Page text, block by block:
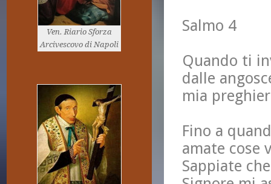
Ven. Riario Sforza
Arcivescovo di Napoli
Salmo 4
Quando ti
dalle
mia
Fino a
amate cose
Sappiate